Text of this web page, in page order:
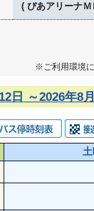
( ぴあアリーナ
※ご利用環境
日 ～2026年8